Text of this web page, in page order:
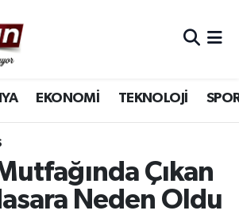
EKONOMİ TEKNOLOJİ
Çıkan
Neden Oldu
Durumu ve Fikstür